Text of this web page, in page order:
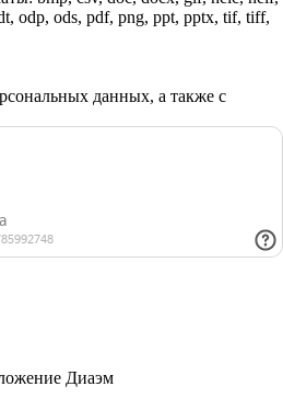
odp, ods, pdf, png, ppt, pptx, tif, tiff,
данных, а также с
Диаэм